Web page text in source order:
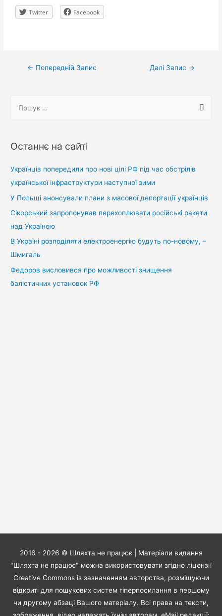
Twitter Facebook
Навігація
← Попередній Запис Далі Запис →
у
:
Останнє на сайті
Українців попередили про нові цілі РФ під час обстрілів
української інфраструктури наступної зими
У Польщі анонсували плани з масової депортації українців
Сікорський запропонував перехоплювати російські ракети
над Україною
В Україні розподіляти електроенергію будуть по-новому, –
Шмигаль
Федоров висловився про можливості знищення
балістичних установок РФ
2016 - 2026 © Шляхта не працює| Матеріали видання
"Шляхта не працює" можна використовувати згідно ліцензії
Creative Commons із зазначенням авторства, розміщуючи
відкриті для пошукових систем гіперпосилання в першому
чи другому абзаці Вашого матеріалу. Всі права на тексти,